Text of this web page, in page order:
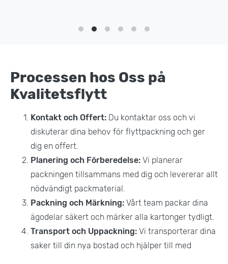
Processen hos Oss på
Kvalitetsflytt
Kontakt och Offert: Du kontaktar oss och vi
diskuterar dina behov för flyttpackning och ger
dig en offert.
Planering och Förberedelse: Vi planerar
packningen tillsammans med dig och levererar allt
nödvändigt packmaterial.
Packning och Märkning: Vårt team packar dina
ägodelar säkert och märker alla kartonger tydligt.
Transport och Uppackning: Vi transporterar dina
saker till din nya bostad och hjälper till med